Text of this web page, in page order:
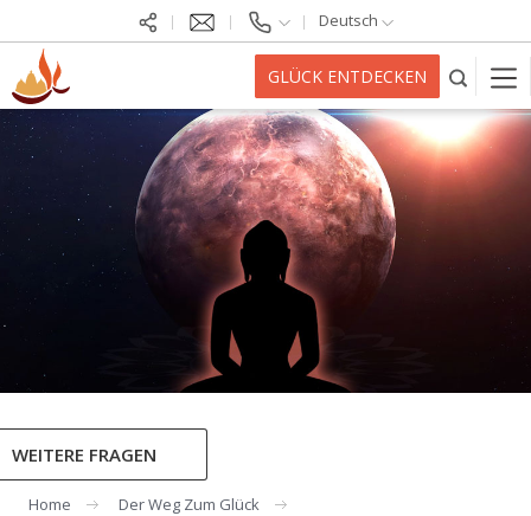
Deutsch
GLÜCK ENTDECKEN
WEITERE FRAGEN
Home
Der Weg Zum Glück